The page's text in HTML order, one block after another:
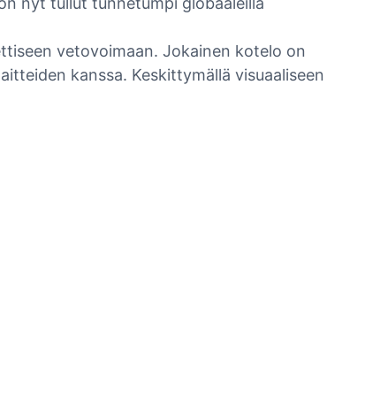
vetovoimaan. Jokainen kotelo on
kanssa. Keskittymällä visuaaliseen